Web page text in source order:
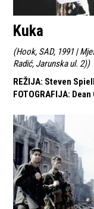
Kuka
(Hook, SAD, 1991 |
Radić, Jarunska ul. 2))
REŽIJA: Steven
FOTOGRAFIJA: Dean